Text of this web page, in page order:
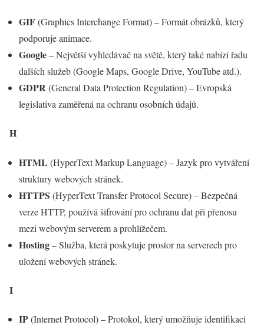
GIF(Graphics Interchange Format) – Formát obrázků, který
podporuje animace.
Google– Největší vyhledávač na světě, který také nabízí řadu
dalších služeb (Google Maps, Google Drive, YouTube atd.).
GDPR(General Data Protection Regulation) – Evropská
legislativa zaměřená na ochranu osobních údajů.
H
HTML (HyperText Markup Language) – Jazyk pro vytváření
struktury webových stránek.
HTTPS (HyperText Transfer Protocol Secure) – Bezpečná
verze HTTP, používá šifrování pro ochranu dat při přenosu
mezi webovým serverem a prohlížečem.
Hosting– Služba, která poskytuje prostor na serverech pro
uložení webových stránek.
I
IP(Internet Protocol) – Protokol, který umožňuje identifikaci